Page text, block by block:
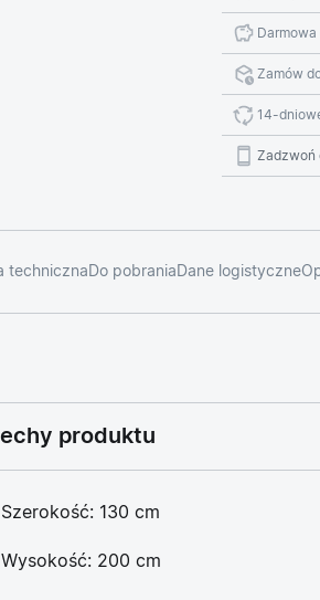
Darmowa
Zamów
14-
Zadzwoń
techniczna Do pobrania Dane logistyczne
produktu
Szerokość: 130 cm
Wysokość: 200 cm